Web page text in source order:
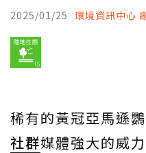
2025/01/25 環境資訊中心
稀有的黃冠亞馬遜
社群媒體強大的威